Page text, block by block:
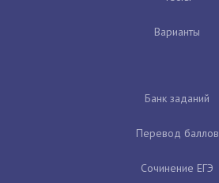
Варианты
Банк заданий
Перевод баллов
Сочинение ЕГЭ